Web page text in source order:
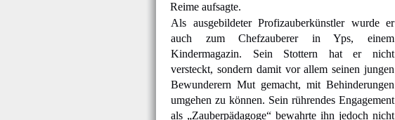
Reime aufsagte.
Als ausgebildeter Profizauberkünstler wurde er
auch zum Chefzauberer in Yps, einem
Kindermagazin. Sein Stottern hat er nicht
versteckt, sondern damit vor allem seinen jungen
Bewunderern Mut gemacht, mit Behinderungen
umgehen zu können. Sein rührendes Engagement
als „Zauberpädagoge“ bewahrte ihn jedoch nicht